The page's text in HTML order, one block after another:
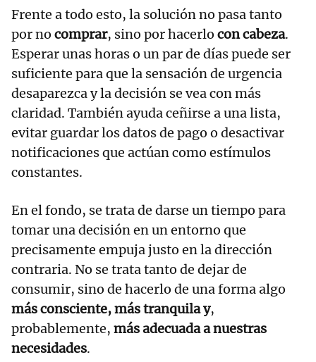
Frente a todo esto, la solución no pasa tanto
por no comprar, sino por hacerlo con cabeza.
Esperar unas horas o un par de días puede ser
suficiente para que la sensación de urgencia
desaparezca y la decisión se vea con más
claridad. También ayuda ceñirse a una lista,
evitar guardar los datos de pago o desactivar
notificaciones que actúan como estímulos
constantes.
En el fondo, se trata de darse un tiempo para
tomar una decisión en un entorno que
precisamente empuja justo en la dirección
contraria. No se trata tanto de dejar de
consumir, sino de hacerlo de una forma algo
más consciente, más tranquila y,
probablemente, más adecuada a nuestras
necesidades.